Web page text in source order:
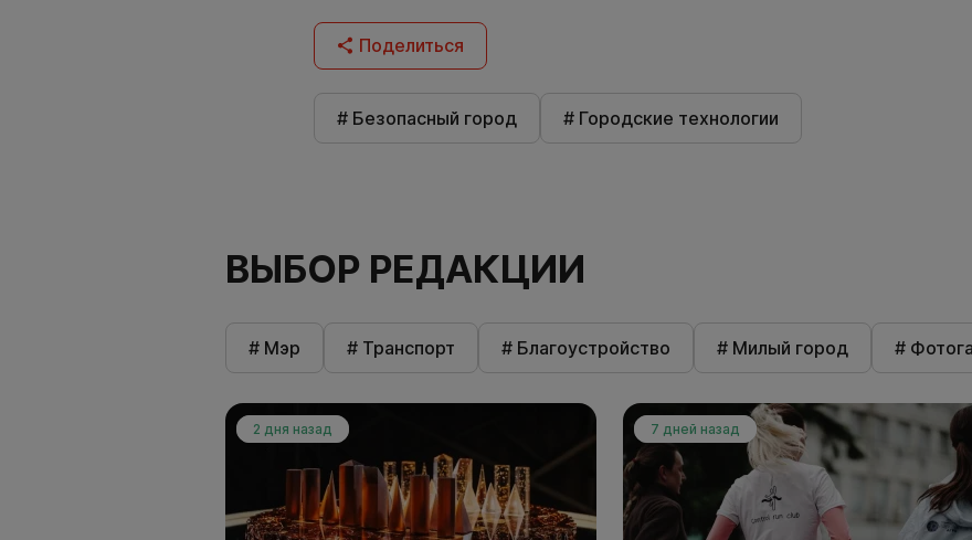
Поделиться
# Безопасный город # Городские технологии
ВЫБОР РЕДАКЦИИ
# Мэр # Транспорт # Благоустройство # Милый город #
2 дня назад 7 дней назад